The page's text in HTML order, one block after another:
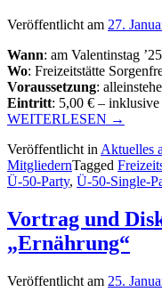
Veröffentlicht am 27.
Wann: am Valentinstag
Wo: Freizeitstätte
Voraussetzung:
Eintritt: 5,00 € – inklusive
WEITERLESEN
Ü-50-
Single-
Party“
→
Veröffentlicht inAktuelles
MitgliedernTagged
Ü-50-Party, Ü-50-Single-
Vortrag und
„Ernährung“
Veröffentlicht am 25.